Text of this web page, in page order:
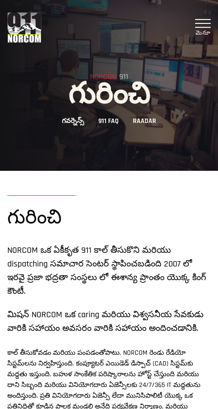
మెనూ
NORCOM 911
గురించి
గవర్నెన్స్ 911 FAQ RAADAR
గురించి
NORCOM ఒక ఏకీకృత 911 కాల్ తీసుకొని మరియు
dispatching సమాచార సెంటర్ స్థాపించబడింది 2007 లో
ఇరవై ప్రజా భద్రతా సంస్థలు లో ఈశాన్య ప్రాంతం యొక్క కింగ్
కౌంటీ.
మిషన్ NORCOM ఒక caring మరియు విశ్వసనీయ సేవకుడు
వారికి సహాయం అవసరం వారికి సహాయం అందించడానికి.
కాల్ తీసుకోవడం మరియు పంపడంతోపాటు, NORCOM రెండు రేడియో
సిస్టమ్‌లను నిర్వహిస్తుంది, కంప్యూటర్ ఎయిడెడ్ డిస్పాచ్ (CAD) సిస్టమ్‌కు
మద్దతు ఇస్తుంది, బహుళ సాంకేతిక పరిష్కారాలను హోస్ట్ చేస్తుంది మరియు
దాని సిబ్బంది మరియు వినియోగదారు ఏజెన్సీలకు 24/7/365 IT మద్దతును
అందిస్తుంది. ప్రతి వినియోగదారు ఏజెన్సీ లేదా మునిసిపాలిటీ యొక్క ఒక
ప్రతినిధితో కూడిన పాలక మండలి అనేది పర్యవేక్షణ నిర్మాణం, మరియు